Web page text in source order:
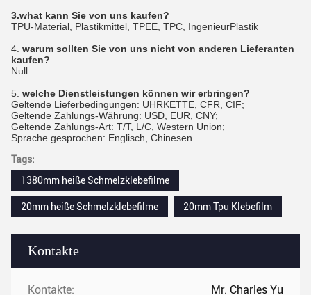
Kontakte
Kontakte: Mr. Charles Yu
3.what kann Sie von uns kaufen?
TPU-Material, Plastikmittel, TPEE, TPC, IngenieurPlastik
4. warum sollten Sie von uns nicht von anderen Lieferanten
kaufen?
Null
5. welche Dienstleistungen können wir erbringen?
Geltende Lieferbedingungen: UHRKETTE, CFR, CIF;
Geltende Zahlungs-Währung: USD, EUR, CNY;
Geltende Zahlungs-Art: T/T, L/C, Western Union;
Sprache gesprochen: Englisch, Chinesen
Tags:
1380mm heiße Schmelzklebefilme
20mm heiße Schmelzklebefilme 20mm Tpu Klebefilm